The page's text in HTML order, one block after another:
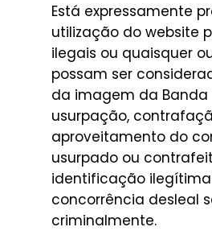
Está expressamente
utilização do website
ilegais ou quaisquer
possam ser
da imagem da Banda
usurpação,
aproveitamento do
usurpado ou
identificação
concorrência desleal
criminalmente.